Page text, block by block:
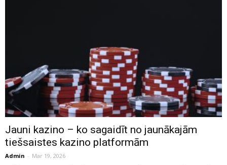
Jauni kazino – ko sagaidīt no jaunākajām
tiešsaistes kazino platformām
Admin - Mar 19, 2026